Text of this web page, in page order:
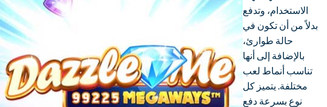
الاستخدام، وتدفع
بدلاً من أن تكون في
حالة طوارئ،
بالإضافة إلى أنها
تناسب أنماط لعب
مختلفة. يتميز كل
نوع بسرعة دفع